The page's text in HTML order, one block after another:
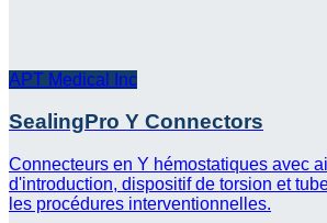
APT Medical Inc
SealingPro Y Connectors
Connecteurs en Y hémostatiques avec
d'introduction, dispositif de torsion et
les procédures interventionnelles.